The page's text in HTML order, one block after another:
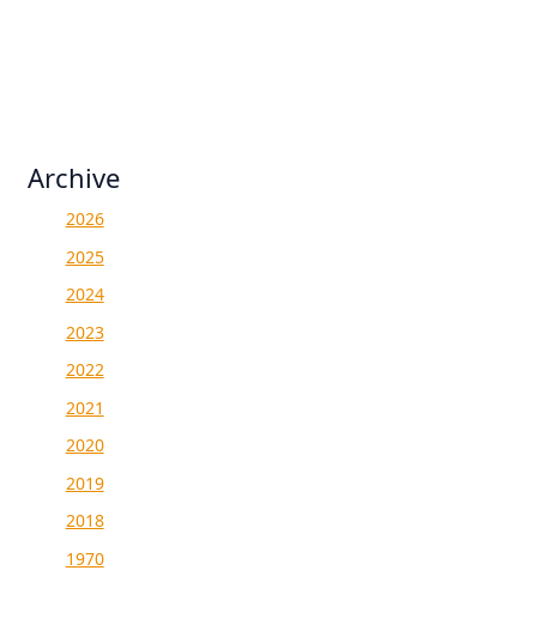
Archive
2026
2025
2024
2023
2022
2021
2020
2019
2018
1970